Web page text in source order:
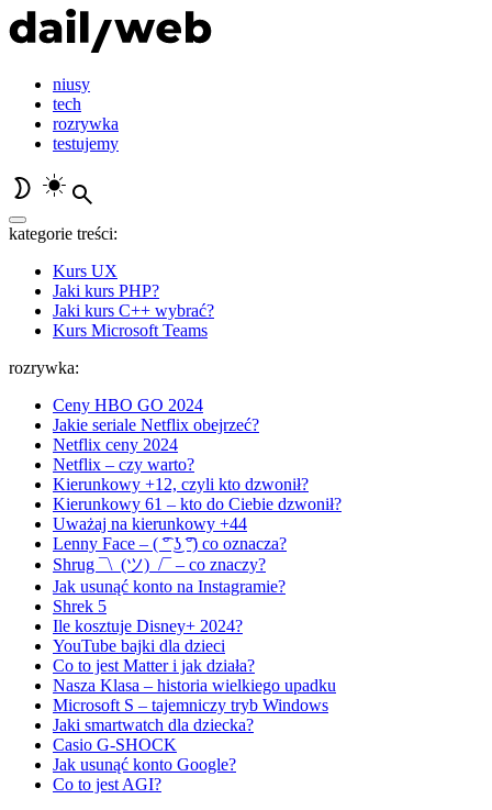
niusy
tech
rozrywka
testujemy
kategorie treści:
Kurs UX
Jaki kurs PHP?
Jaki kurs C++ wybrać?
Kurs Microsoft Teams
rozrywka:
Ceny HBO GO 2024
Jakie seriale Netflix obejrzeć?
Netflix ceny 2024
Netflix – czy warto?
Kierunkowy +12, czyli kto dzwonił?
Kierunkowy 61 – kto do Ciebie dzwonił?
Uważaj na kierunkowy +44
Lenny Face – ( ͡° ͜ʖ ͡°) co oznacza?
Shrug ¯\_(ツ)_/¯ – co znaczy?
Jak usunąć konto na Instagramie?
Shrek 5
Ile kosztuje Disney+ 2024?
YouTube bajki dla dzieci
Co to jest Matter i jak działa?
Nasza Klasa – historia wielkiego upadku
Microsoft S – tajemniczy tryb Windows
Jaki smartwatch dla dziecka?
Casio G-SHOCK
Jak usunąć konto Google?
Co to jest AGI?